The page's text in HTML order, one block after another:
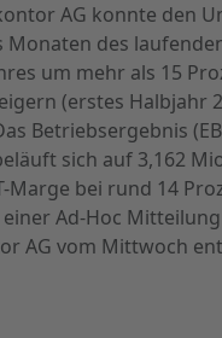
AG konnte den
Monaten des
um mehr als 15
(erstes Halbjahr
Betriebsergebnis
sich auf 3,162
Marge bei rund 14
Ad-Hoc
AG vom Mittwoch